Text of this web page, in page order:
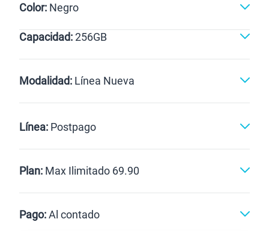
Color: Negro
Negro Violeta
Capacidad:256GB
256GB
Modalidad: Línea Nueva
Renovación Celular liberado
Línea: Postpago
Postpago
Plan: Max Ilimitado 69.90
Pago:Al contado